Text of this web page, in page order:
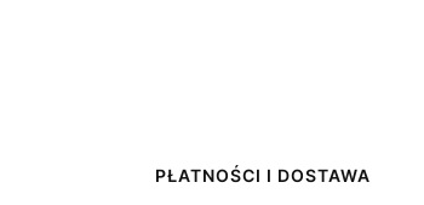
PŁATNOŚCI I DOSTAWA